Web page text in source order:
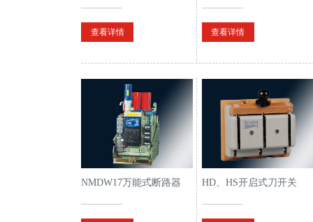
式断路器
查看详情 查看详情
NMDW17万能式断路器 HD、HS开启式刀开关